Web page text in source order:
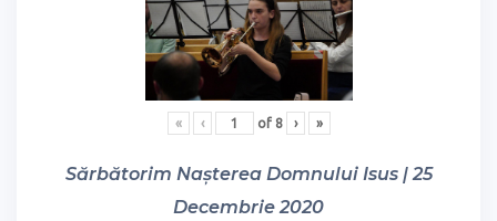
« ‹ of 8 › »
Sărbătorim Nașterea Domnului Isus | 25
Decembrie 2020